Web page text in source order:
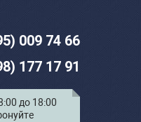
009 74 66
177 17 91
до 18:00